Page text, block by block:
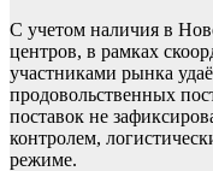
С учетом наличия в
центров, в рамках
участниками рынка
продовольственных
поставок не
контролем,
режиме.